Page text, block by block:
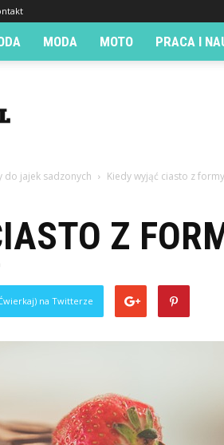
MODA MOTO PRACA I
do jajek sadzonych Kiedy wyjąć ciasto z
Z
na Twitterze